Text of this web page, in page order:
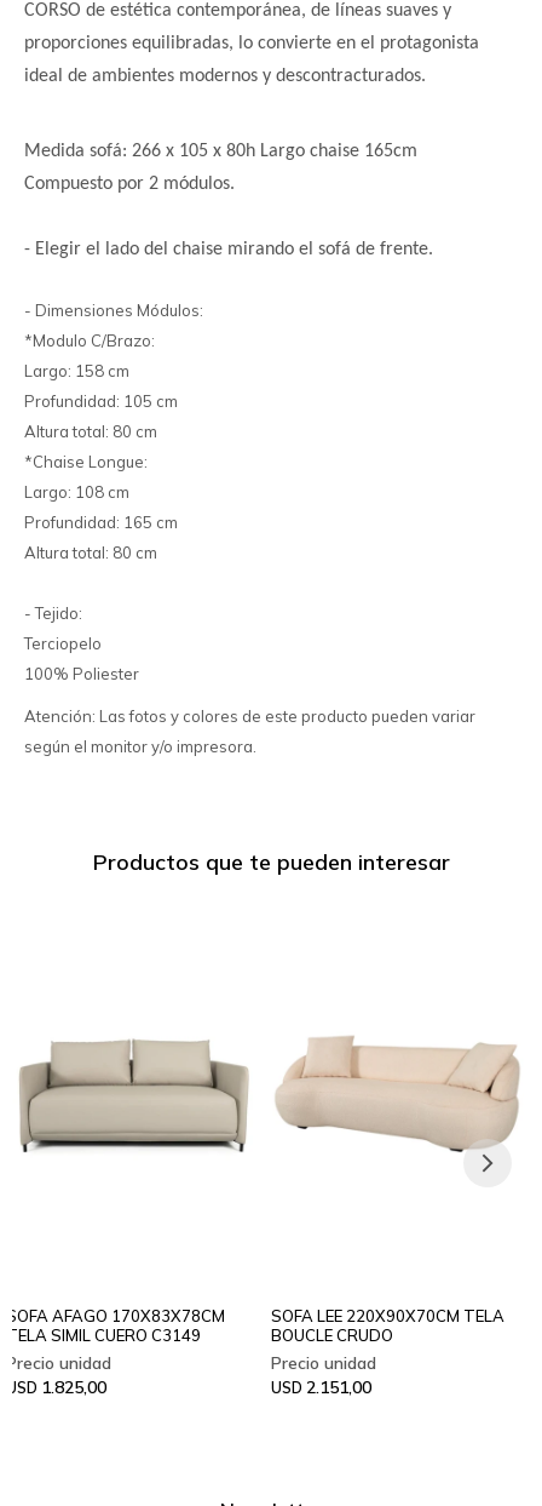
CORSO de estética contemporánea, de líneas suaves y
proporciones equilibradas, lo convierte en el protagonista
ideal de ambientes modernos y descontracturados.
Medida sofá: 266 x 105 x 80h Largo chaise 165cm
Compuesto por 2 módulos.
- Elegir el lado del chaise mirando el sofá de frente.
- Dimensiones Módulos:
*Modulo C/Brazo:
Largo: 158 cm
Profundidad: 105 cm
Altura total: 80 cm
*Chaise Longue:
Largo: 108 cm
Profundidad: 165 cm
Altura total: 80 cm
- Tejido:
Terciopelo
100% Poliester
Atención: Las fotos y colores de este producto pueden variar
según el monitor y/o impresora.
Productos que te pueden interesar
SOFA AFAGO 170X83X78CM
TELA SIMIL CUERO C3149
USD 1.825,00
SOFA LEE 220X90X70CM TELA
BOUCLE CRUDO
USD 2.151,00